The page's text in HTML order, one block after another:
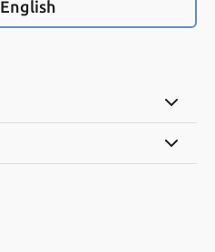
English